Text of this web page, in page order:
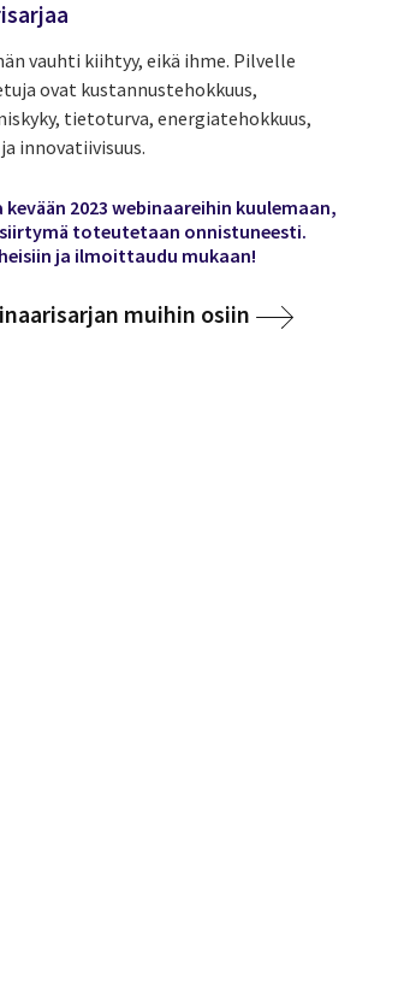
vauhti kiihtyy, eikä ihme. Pilvelle
ovat kustannustehokkuus,
tietoturva, energiatehokkuus,
innovatiivisuus.
2023 webinaareihin kuulemaan,
toteutetaan onnistuneesti.
ja ilmoittaudu mukaan!
muihin osiin